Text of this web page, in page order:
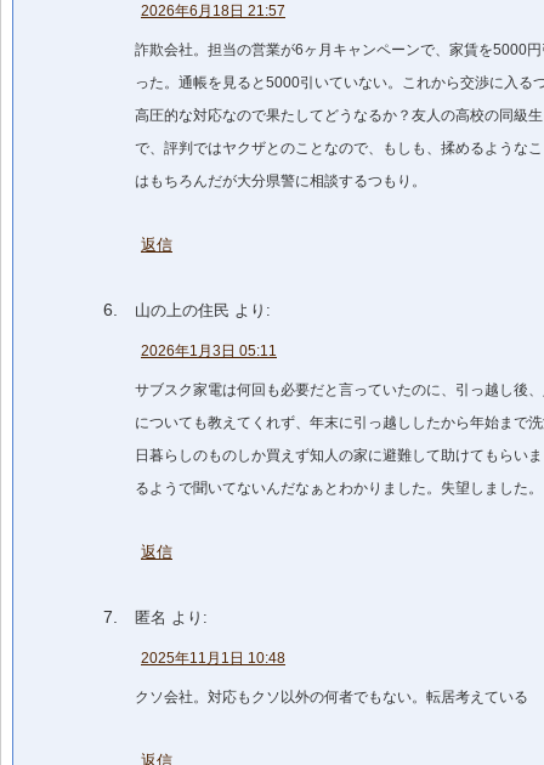
2026年6月18日 21:57
詐欺会社。担当の営業が6ヶ月キャンペーンで、家賃を5000
った。通帳を見ると5000引いていない。これから交渉に入る
高圧的な対応なので果たしてどうなるか？友人の高校の同級
で、評判ではヤクザとのことなので、もしも、揉めるような
はもちろんだが大分県警に相談するつもり。
返信
山の上の住民 より:
2026年1月3日 05:11
サブスク家電は何回も必要だと言っていたのに、引っ越し後
についても教えてくれず、年末に引っ越ししたから年始まで
日暮らしのものしか買えず知人の家に避難して助けてもらい
るようで聞いてないんだなぁとわかりました。失望しました。
返信
匿名 より:
2025年11月1日 10:48
クソ会社。対応もクソ以外の何者でもない。転居考えている
返信